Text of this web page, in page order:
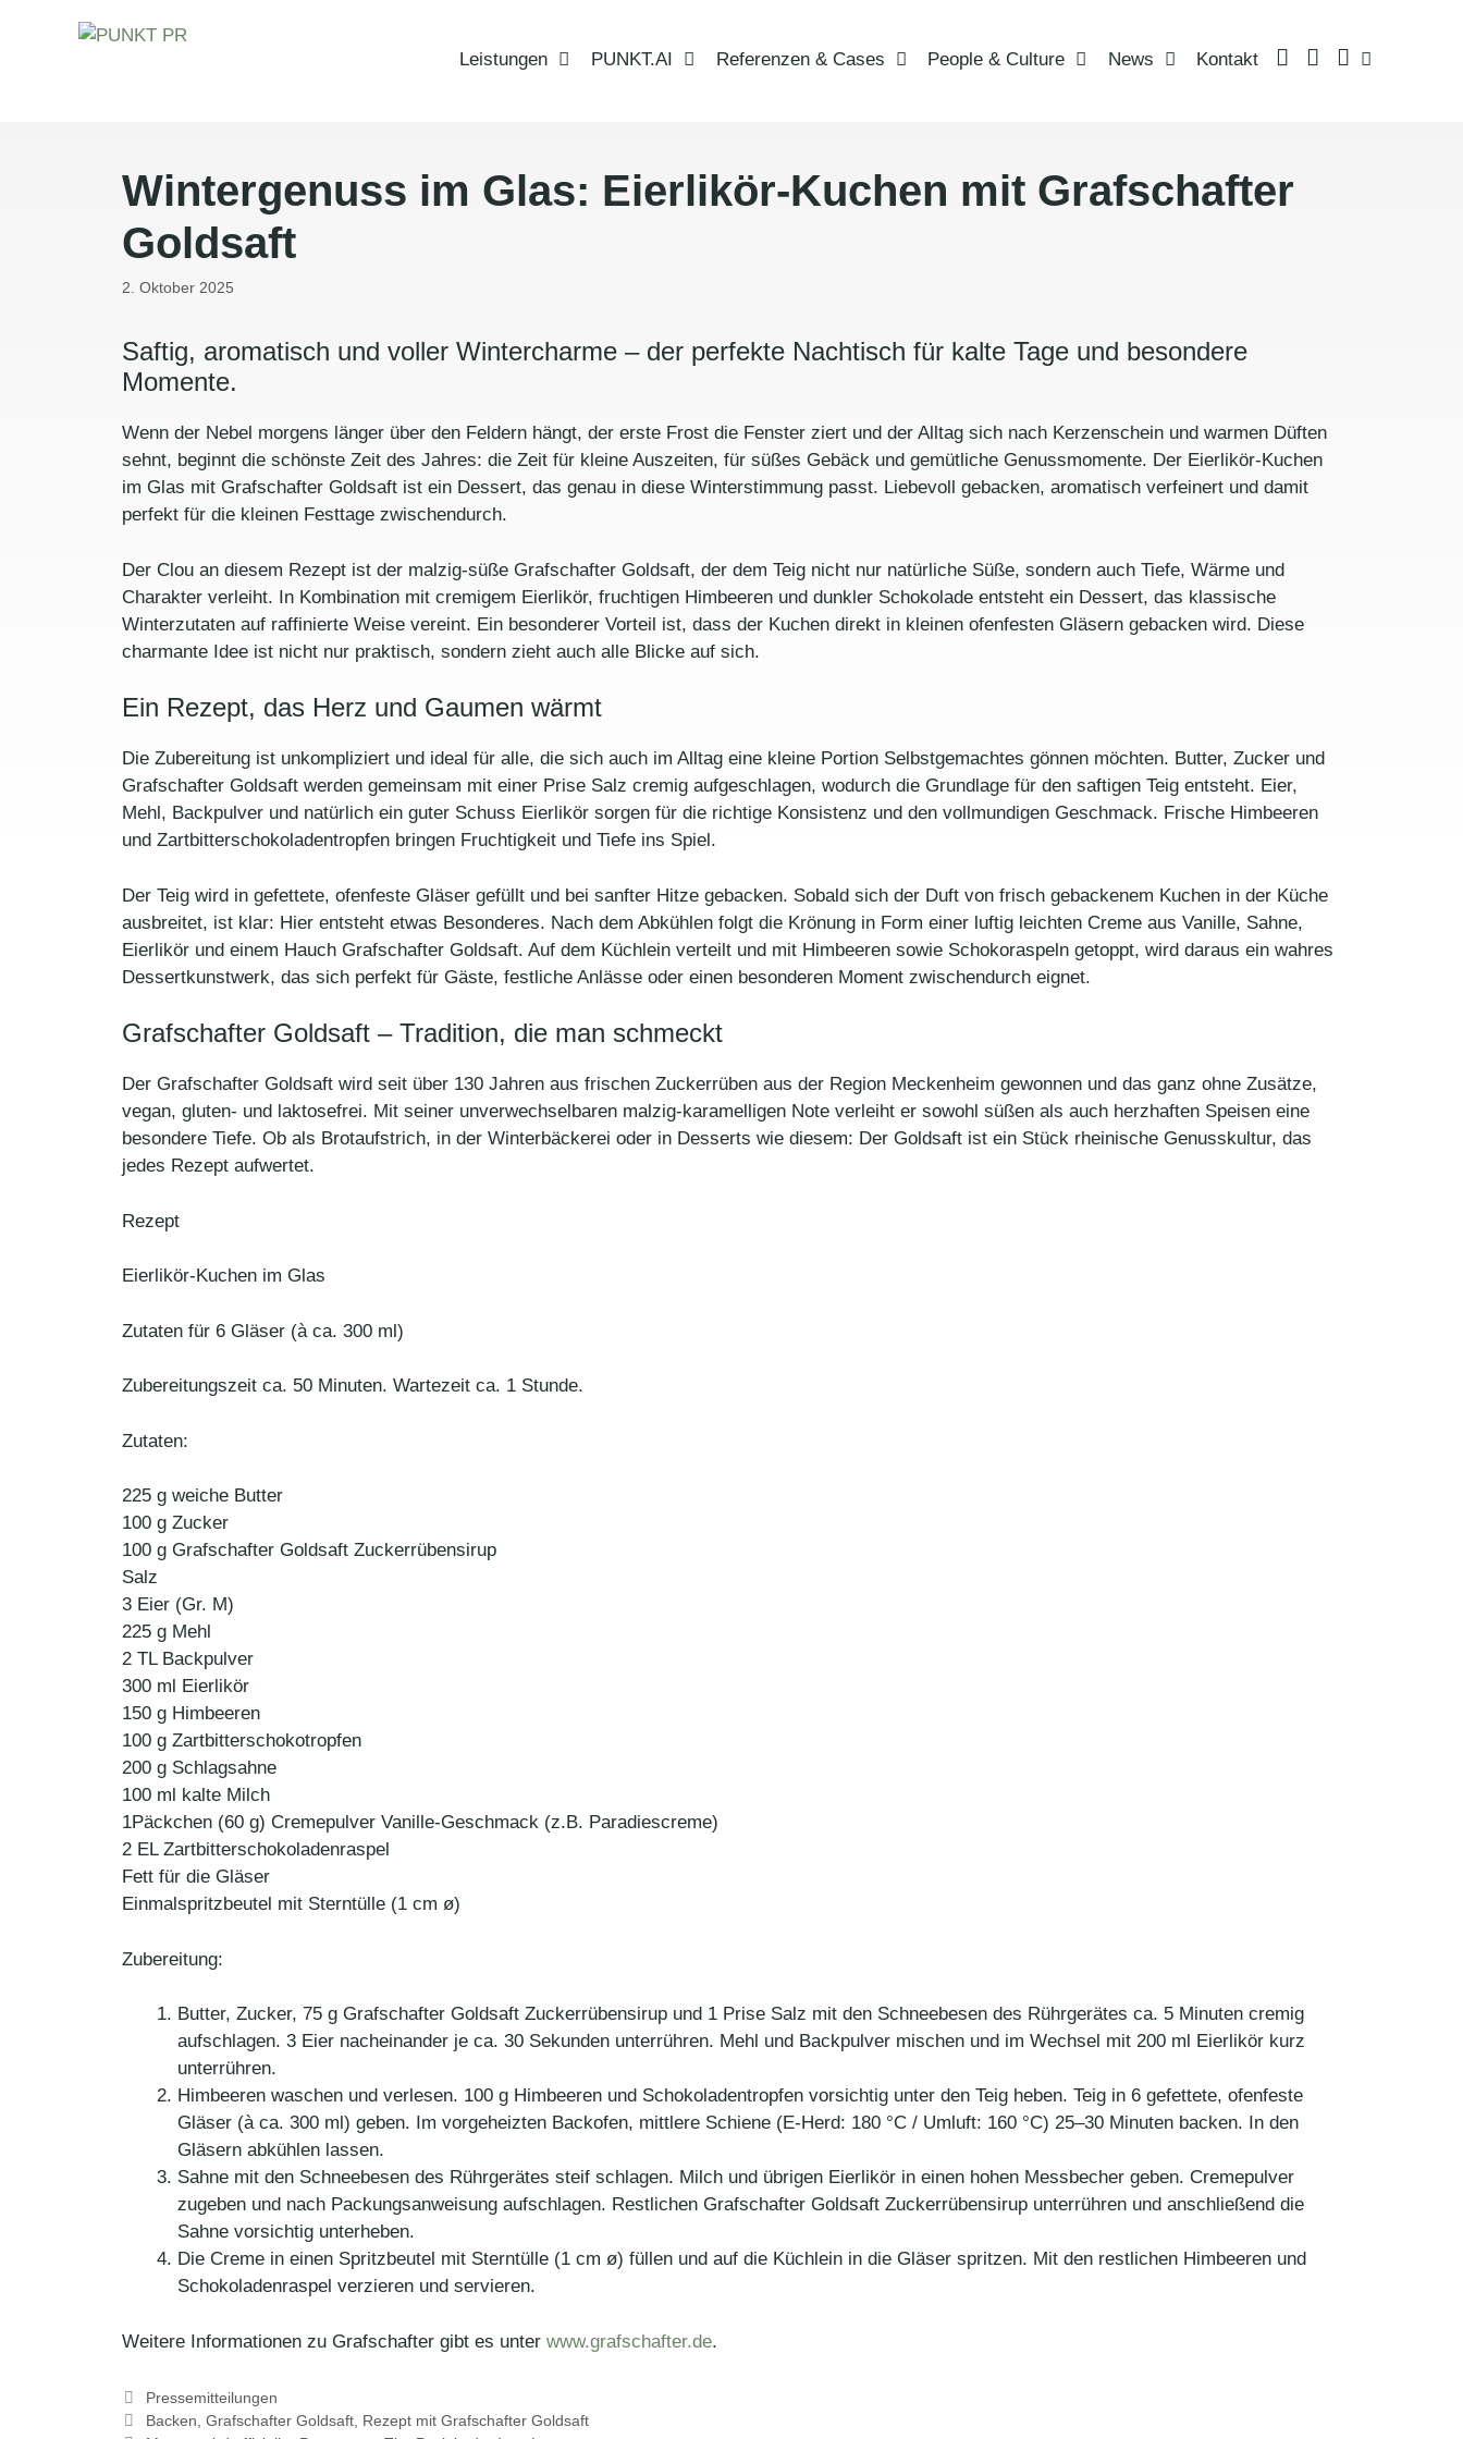
Leistungen PUNKT.AI Referenzen & Cases People & Culture News Kontakt LinkedInInstagramLanguage
Wintergenuss im Glas: Eierlikör-Kuchen mit Grafschafter
Goldsaft
2. Oktober 2025
Saftig, aromatisch und voller Wintercharme – der perfekte Nachtisch für kalte Tage und besondere
Momente.
Wenn der Nebel morgens länger über den Feldern hängt, der erste Frost die Fenster ziert und der Alltag sich nach Kerzenschein und warmen Düften
sehnt, beginnt die schönste Zeit des Jahres: die Zeit für kleine Auszeiten, für süßes Gebäck und gemütliche Genussmomente. Der Eierlikör-Kuchen
im Glas mit Grafschafter Goldsaft ist ein Dessert, das genau in diese Winterstimmung passt. Liebevoll gebacken, aromatisch verfeinert und damit
perfekt für die kleinen Festtage zwischendurch.
Der Clou an diesem Rezept ist der malzig-süße Grafschafter Goldsaft, der dem Teig nicht nur natürliche Süße, sondern auch Tiefe, Wärme und
Charakter verleiht. In Kombination mit cremigem Eierlikör, fruchtigen Himbeeren und dunkler Schokolade entsteht ein Dessert, das klassische
Winterzutaten auf raffinierte Weise vereint. Ein besonderer Vorteil ist, dass der Kuchen direkt in kleinen ofenfesten Gläsern gebacken wird. Diese
charmante Idee ist nicht nur praktisch, sondern zieht auch alle Blicke auf sich.
Ein Rezept, das Herz und Gaumen wärmt
Die Zubereitung ist unkompliziert und ideal für alle, die sich auch im Alltag eine kleine Portion Selbstgemachtes gönnen möchten. Butter, Zucker und
Grafschafter Goldsaft werden gemeinsam mit einer Prise Salz cremig aufgeschlagen, wodurch die Grundlage für den saftigen Teig entsteht. Eier,
Mehl, Backpulver und natürlich ein guter Schuss Eierlikör sorgen für die richtige Konsistenz und den vollmundigen Geschmack. Frische Himbeeren
und Zartbitterschokoladentropfen bringen Fruchtigkeit und Tiefe ins Spiel.
Der Teig wird in gefettete, ofenfeste Gläser gefüllt und bei sanfter Hitze gebacken. Sobald sich der Duft von frisch gebackenem Kuchen in der Küche
ausbreitet, ist klar: Hier entsteht etwas Besonderes. Nach dem Abkühlen folgt die Krönung in Form einer luftig leichten Creme aus Vanille, Sahne,
Eierlikör und einem Hauch Grafschafter Goldsaft. Auf dem Küchlein verteilt und mit Himbeeren sowie Schokoraspeln getoppt, wird daraus ein wahres
Dessertkunstwerk, das sich perfekt für Gäste, festliche Anlässe oder einen besonderen Moment zwischendurch eignet.
Grafschafter Goldsaft – Tradition, die man schmeckt
Der Grafschafter Goldsaft wird seit über 130 Jahren aus frischen Zuckerrüben aus der Region Meckenheim gewonnen und das ganz ohne Zusätze,
vegan, gluten- und laktosefrei. Mit seiner unverwechselbaren malzig-karamelligen Note verleiht er sowohl süßen als auch herzhaften Speisen eine
besondere Tiefe. Ob als Brotaufstrich, in der Winterbäckerei oder in Desserts wie diesem: Der Goldsaft ist ein Stück rheinische Genusskultur, das
jedes Rezept aufwertet.
Rezept
Eierlikör-Kuchen im Glas
Zutaten für 6 Gläser (à ca. 300 ml)
Zubereitungszeit ca. 50 Minuten. Wartezeit ca. 1 Stunde.
Zutaten:
225 g weiche Butter
100 g Zucker
100 g Grafschafter Goldsaft Zuckerrübensirup
Salz
3 Eier (Gr. M)
225 g Mehl
2 TL Backpulver
300 ml Eierlikör
150 g Himbeeren
100 g Zartbitterschokotropfen
200 g Schlagsahne
100 ml kalte Milch
1Päckchen (60 g) Cremepulver Vanille-Geschmack (z.B. Paradiescreme)
2 EL Zartbitterschokoladenraspel
Fett für die Gläser
Einmalspritzbeutel mit Sterntülle (1 cm ø)
Zubereitung:
Butter, Zucker, 75 g Grafschafter Goldsaft Zuckerrübensirup und 1 Prise Salz mit den Schneebesen des Rührgerätes ca. 5 Minuten cremig
aufschlagen. 3 Eier nacheinander je ca. 30 Sekunden unterrühren. Mehl und Backpulver mischen und im Wechsel mit 200 ml Eierlikör kurz
unterrühren.
Himbeeren waschen und verlesen. 100 g Himbeeren und Schokoladentropfen vorsichtig unter den Teig heben. Teig in 6 gefettete, ofenfeste
Gläser (à ca. 300 ml) geben. Im vorgeheizten Backofen, mittlere Schiene (E-Herd: 180 °C / Umluft: 160 °C) 25–30 Minuten backen. In den
Gläsern abkühlen lassen.
Sahne mit den Schneebesen des Rührgerätes steif schlagen. Milch und übrigen Eierlikör in einen hohen Messbecher geben. Cremepulver
zugeben und nach Packungsanweisung aufschlagen. Restlichen Grafschafter Goldsaft Zuckerrübensirup unterrühren und anschließend die
Sahne vorsichtig unterheben.
Die Creme in einen Spritzbeutel mit Sterntülle (1 cm ø) füllen und auf die Küchlein in die Gläser spritzen. Mit den restlichen Himbeeren und
Schokoladenraspel verzieren und servieren.
Weitere Informationen zu Grafschafter gibt es unter www.grafschafter.de.
Kategorien
Pressemitteilungen
Schlagwörter
Backen Grafschafter Goldsaft, Rezept mit Grafschafter Goldsaft